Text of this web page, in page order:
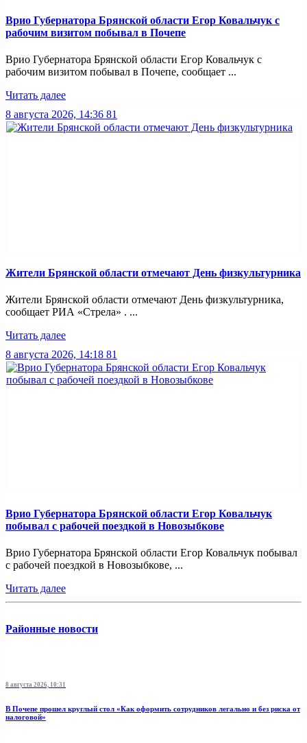
Врио Губернатора Брянской области Егор Ковальчук с
рабочим визитом побывал в Почепе
Врио Губернатора Брянской области Егор Ковальчук с
рабочим визитом побывал в Почепе, сообщает ...
Читать далее
8 августа 2026, 14:36 81
Жители Брянской области отмечают День физкультурника
Жители Брянской области отмечают День физкультурника,
сообщает РИА «Стрела» . ...
Читать далее
8 августа 2026, 14:18 81
Врио Губернатора Брянской области Егор Ковальчук
побывал с рабочей поездкой в Новозыбкове
Врио Губернатора Брянской области Егор Ковальчук побывал
с рабочей поездкой в Новозыбкове, ...
Читать далее
Районные новости
8 августа 2026, 10:31
В Почепе прошел круглый стол «Как оформить сотрудников легально и без риска от
налоговой»